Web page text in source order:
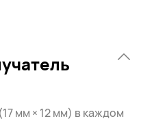
мм × 12 мм) в каждом